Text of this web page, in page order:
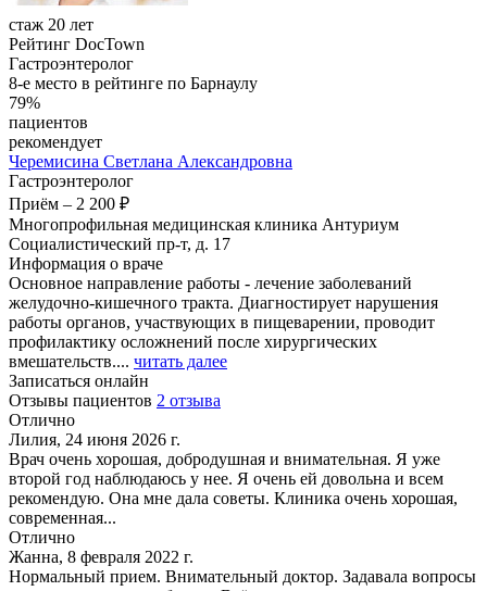
стаж 20 лет
Рейтинг DocTown
Гастроэнтеролог
8-е место в рейтинге по Барнаулу
79%
пациентов
рекомендует
Черемисина Светлана Александровна
Гастроэнтеролог
Приём – 2 200 ₽
Многопрофильная медицинская клиника Антуриум
Социалистический пр-т, д. 17
Информация о враче
Основное направление работы - лечение заболеваний
желудочно-кишечного тракта. Диагностирует нарушения
работы органов, участвующих в пищеварении, проводит
профилактику осложнений после хирургических
вмешательств.... читать далее
Записаться онлайн
Отзывы пациентов 2 отзыва
Отлично
Лилия, 24 июня 2026 г.
Врач очень хорошая, добродушная и внимательная. Я уже
второй год наблюдаюсь у нее. Я очень ей довольна и всем
рекомендую. Она мне дала советы. Клиника очень хорошая,
современная...
Отлично
Жанна, 8 февраля 2022 г.
Нормальный прием. Внимательный доктор. Задавала вопросы